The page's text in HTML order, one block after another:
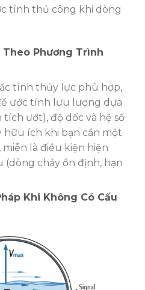
tính thủ công khi dòng
Theo Phương Trình
tính thủy lực phù hợp,
ước tính lưu lượng dựa
ướt), độ dốc và hệ số
hữu ích khi bạn cần một
là điều kiện hiện
chảy ổn định, hạn
Khi Không Có Cấu